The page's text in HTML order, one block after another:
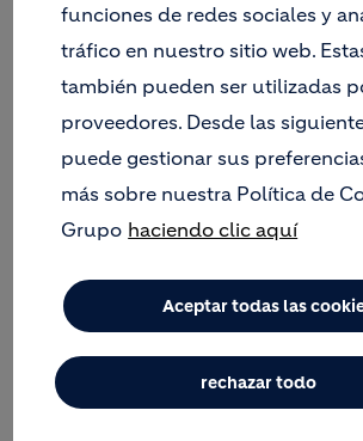
Esta iniciativa se celebra
objetivo de dar a conocer a la
municipio su actividad
apuesta por la transparencia
funciones de redes sociales y
tráfico en nuestro sitio web.
también pueden ser utilizadas
proveedores. Desde las
puede gestionar sus
más sobre nuestra Política de
Grupo haciendo clic aquí
Aceptar todas las
rechazar todo